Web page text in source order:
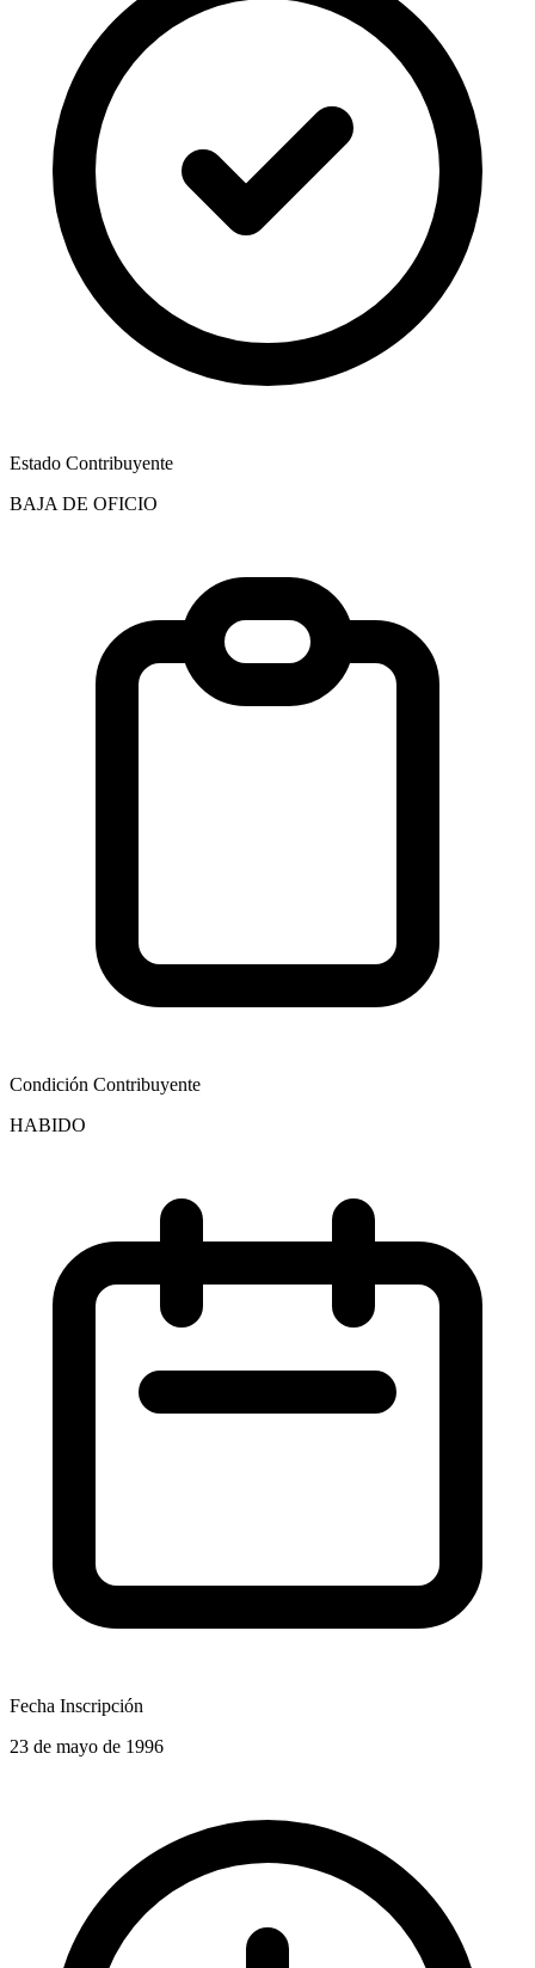
Estado Contribuyente
BAJA DE OFICIO
Condición Contribuyente
HABIDO
Fecha Inscripción
23 de mayo de 1996